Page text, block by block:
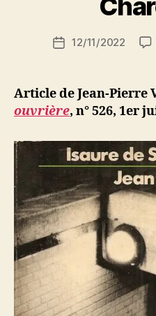
Date12/11/2022
Article de Jean-Pierre
ouvrière, n° 526, 1er